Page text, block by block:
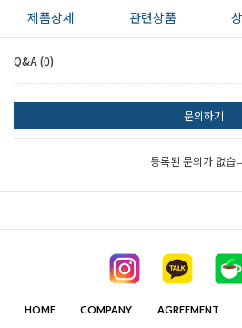
제품상세 관련상품
Q&A (0)
문의하기
등록된 문의가 없습
HOME COMPANY AGREEMENT